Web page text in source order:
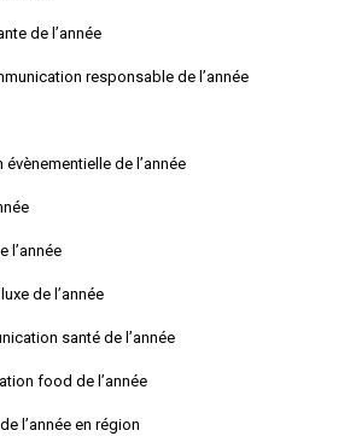
de l’année
responsable de l’année
de l’année
l’année
de l’année
santé de l’année
food de l’année
l’année en région